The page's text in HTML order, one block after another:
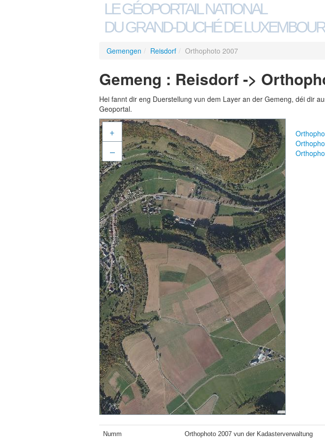
LE GÉOPORTAIL NATIONAL
DU GRAND-DUCHÉ DE
Gemengen / Reisdorf / Orthophoto 2007
Gemeng : Reisdorf ->
Hei fannt dir eng Duerstellung vun dem Layer an der Gemeng, déi dir
Geoportal.
+
–
Numm Orthophoto 2007 vun der Kadasterverwaltung